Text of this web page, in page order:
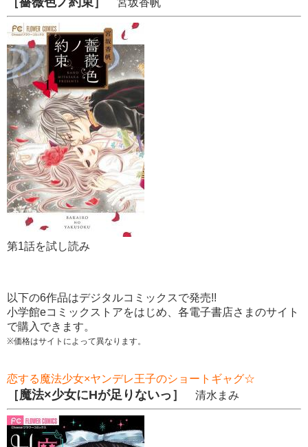
宮坂香帆
第1話を試し読み
以下の6作品はデジタルコミックスで発売!!
小学館eコミックストアをはじめ、各電子書店さまのサイト
で購入できます。
※価格はサイトによって異なります。
恋する魔法少女×ヤンデレ王子のショートギャグ☆
［魔法×少女にHが足りないっ］ 清水まみ